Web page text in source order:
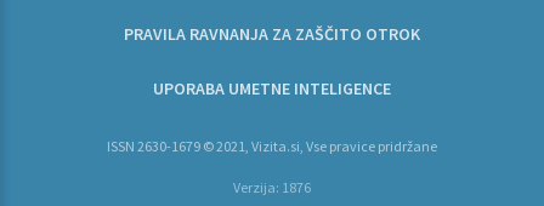
PRAVILA RAVNANJA ZA ZAŠČITO OTROK
UPORABA UMETNE INTELIGENCE
ISSN 2630-1679 © 2021, Vizita.si, Vse pravice pridržane
Verzija: 1876